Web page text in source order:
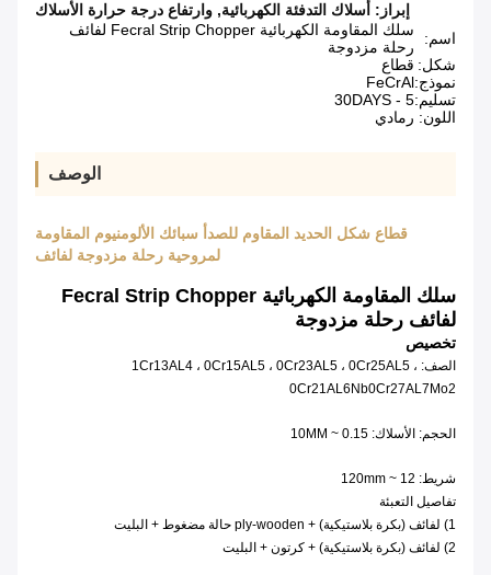
إبراز: أسلاك التدفئة الكهربائية, وارتفاع درجة حرارة الأسلاك
اسم:
سلك المقاومة الكهربائية Fecral Strip Chopper لفائف
رحلة مزدوجة
شكل: قطاع
نموذج:FeCrAl
تسليم:5 - 30DAYS
اللون: رمادي
الوصف
قطاع شكل الحديد المقاوم للصدأ سبائك الألومنيوم المقاومة
لمروحية رحلة مزدوجة لفائف
سلك المقاومة الكهربائية Fecral Strip Chopper
لفائف رحلة مزدوجة
تخصيص
الصف: 1Cr13AL4 ، 0Cr15AL5 ، 0Cr23AL5 ، 0Cr25AL5 ،
0Cr21AL6Nb0Cr27AL7Mo2
الحجم: الأسلاك: 0.15 ~ 10MM
شريط: 12 ~ 120mm
تفاصيل التعبئة
1) لفائف (بكرة بلاستيكية) + ply-wooden حالة مضغوط + البليت
2) لفائف (بكرة بلاستيكية) + كرتون + البليت